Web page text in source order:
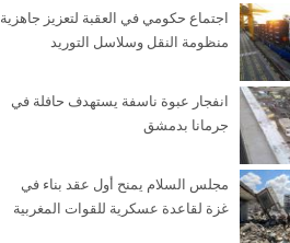
اجتماع حكومي في العقبة لتعزيز جاهزية
منظومة النقل وسلاسل التوريد
انفجار عبوة ناسفة يستهدف حافلة في
جرمانا بدمشق
مجلس السلام يمنح أول عقد بناء في
غزة لقاعدة عسكرية للقوات المغربية